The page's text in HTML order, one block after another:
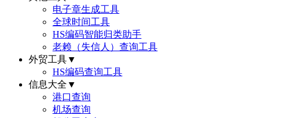
电子章生成工具
全球时间工具
HS编码智能归类助手
老赖（失信人）查询工具
外贸工具▼
HS编码查询工具
信息大全 ▼
港口查询
机场查询